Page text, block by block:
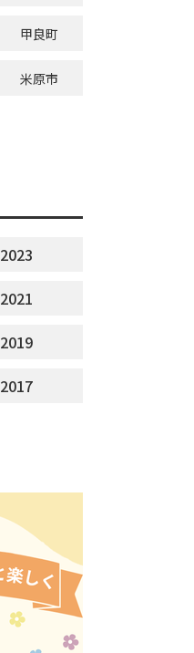
甲良町
米原市
2023
2021
2019
2017